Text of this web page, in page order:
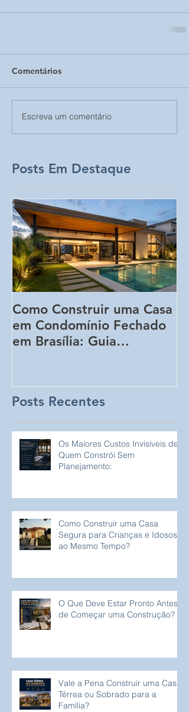
Comentários
Escreva um comentário
Posts Em Destaque
Como Construir uma Casa
em Condomínio Fechado
em Brasília: Guia
Posts Recentes
Os Maiores Custos Invisíveis de
Quem Constrói Sem
Planejamento:
Como Construir uma Casa
Segura para Crianças e Idosos
ao Mesmo Tempo?
O Que Deve Estar Pronto Antes
de Começar uma Construção?
Vale a Pena Construir uma Casa
Térrea ou Sobrado para a
Família?